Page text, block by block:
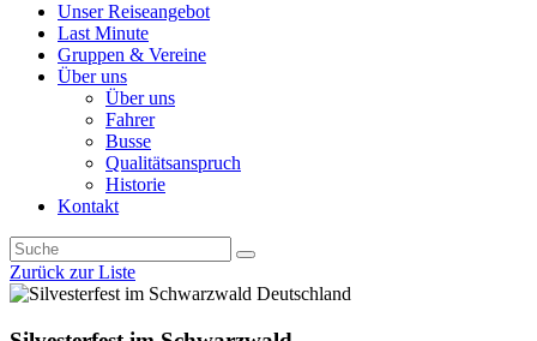
Unser Reiseangebot
Last Minute
Gruppen & Vereine
Über uns
Über uns
Fahrer
Busse
Qualitätsanspruch
Historie
Kontakt
Zurück zur Liste
Deutschland